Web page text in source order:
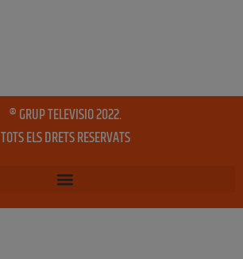
® GRUP TELEVISIO 2022.
TOTS ELS DRETS RESERVATS